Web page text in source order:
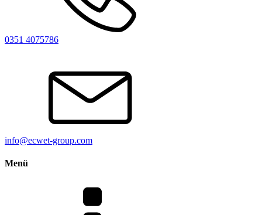
0351 4075786
info@ecwet-group.com
Menü